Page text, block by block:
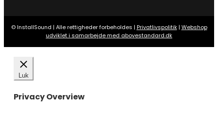
© InstallSound | Alle rettigheder forbeholdes | Privatlivspolitik| Webshop
udviklet i samarbejde med abovestandard.dk
Luk
Privacy Overview